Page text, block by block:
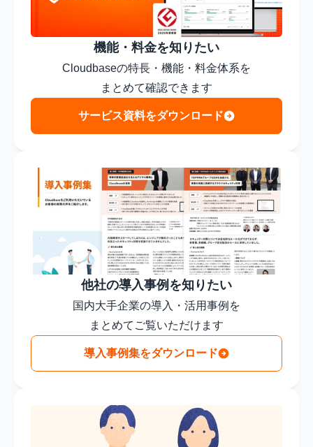
機能・料金を知りたい
Cloudbaseの特長・機能・料金体系を
まとめて確認できます
サービス資料をダウンロード
他社の導入事例を知りたい
国内大手企業の導入・活用事例を
まとめてご覧いただけます
導入事例集をダウンロード